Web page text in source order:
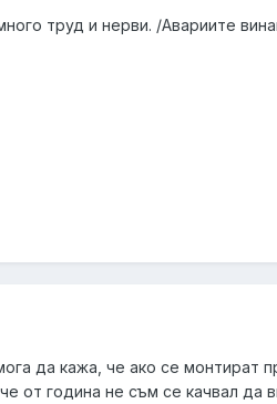
труд и нерви. /Авариите
да кажа, че ако се монтират
от година не съм се качвал да